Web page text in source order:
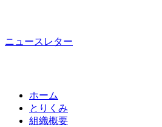
ニュースレター
ホーム
とりくみ
組織概要